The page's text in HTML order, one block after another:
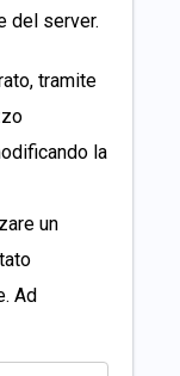
del server.
tramite
la
un
Ad